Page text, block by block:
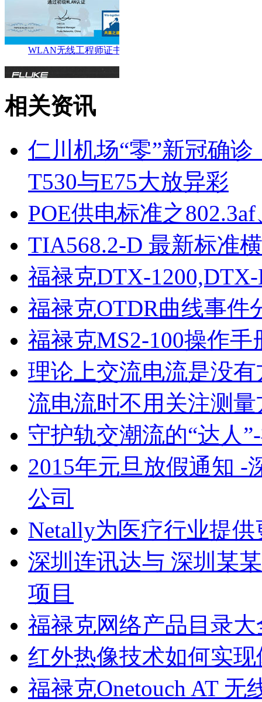
WLAN无线工程师证书
DCI工程师证书
Softing认证工程师证书
安捷伦工程师证
相关资讯
仁川机场“零”新冠确
T530与E75大放异彩
POE供电标准之
TIA568.2-D 最新标准
福禄克DTX-
福禄克OTDR曲线事件
福禄克MS2-100操作
理论上交流电流是没
流电流时不用关注测
守护轨交潮流的“达人
2015年元旦放假通知 -
公司
Netally为医疗行业提
深圳连讯达与 深圳某
项目
福禄克网络产品目录大
红外热像技术如何实
福禄克Onetouch AT 无